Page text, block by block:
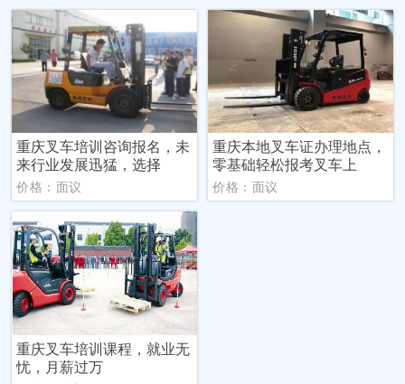
重庆叉车培训咨询报名，未
来行业发展迅猛，选择
价格：面议
重庆本地叉车证办理地点，
零基础轻松报考叉车上
价格：面议
重庆叉车培训课程，就业无
忧，月薪过万